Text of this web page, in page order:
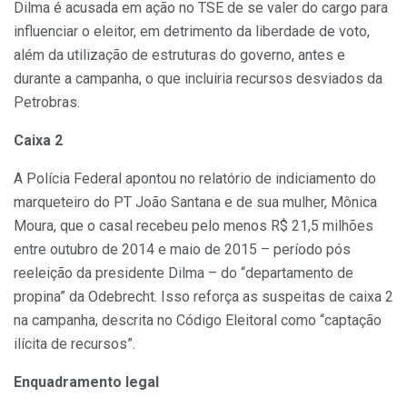
Dilma é acusada em ação no TSE de se valer do cargo para
influenciar o eleitor, em detrimento da liberdade de voto,
além da utilização de estruturas do governo, antes e
durante a campanha, o que incluiria recursos desviados da
Petrobras.
Caixa 2
A Polícia Federal apontou no relatório de indiciamento do
marqueteiro do PT João Santana e de sua mulher, Mônica
Moura, que o casal recebeu pelo menos R$ 21,5 milhões
entre outubro de 2014 e maio de 2015 – período pós
reeleição da presidente Dilma – do “departamento de
propina” da Odebrecht. Isso reforça as suspeitas de caixa 2
na campanha, descrita no Código Eleitoral como “captação
ilícita de recursos”.
Enquadramento legal